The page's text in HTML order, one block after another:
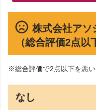
株式会社アソ
（総合評価2点以
※総合評価で2点以下を悪い
なし